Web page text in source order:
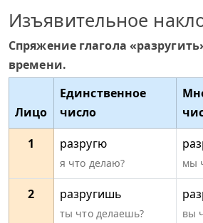
Изъявительное
Спряжение глагола
времени.
Лицо
Единственное
число
1
разругю
я что делаю? мы
2 разругишь
ты что делаешь? вы